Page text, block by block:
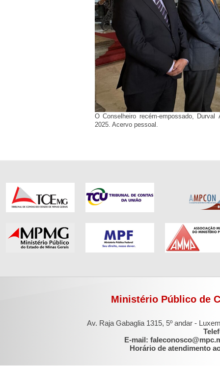
O Conselheiro recém-empossado,
2025. Acervo pessoal.
Ministério Público de
Av. Raja Gabaglia 1315, 5º andar -
E-mail:
Horário de atendimento